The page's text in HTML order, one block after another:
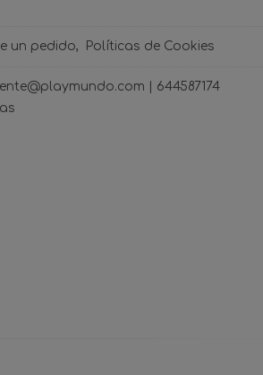
un pedido Políticas de Cookies
| 644587174